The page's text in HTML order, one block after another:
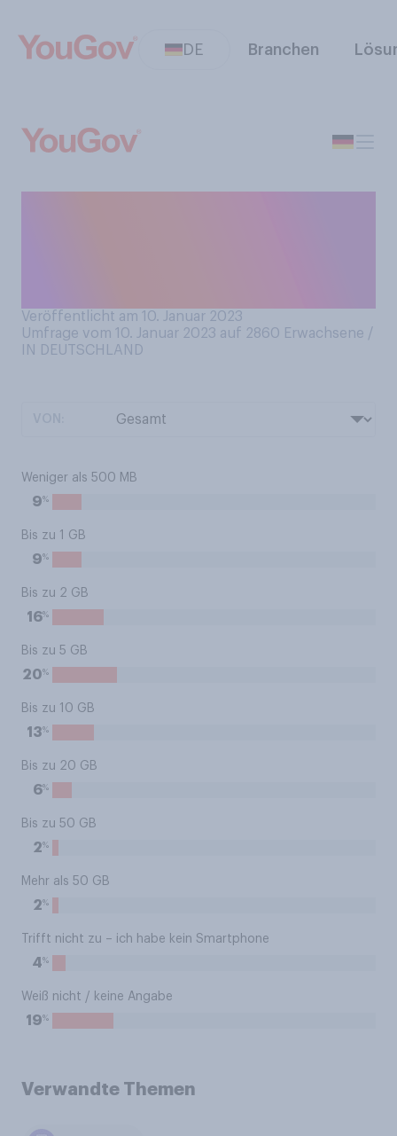
DE Branchen
Veröffentlicht am 10. Januar 2023
Umfrage vom 10. Januar 2023 auf 2860 Erwachsene /
IN DEUTSCHLAND
Weniger als 500 MB
9%
Bis zu 1 GB
9%
Bis zu 2 GB
16%
Bis zu 5 GB
20%
Bis zu 10 GB
13%
Bis zu 20 GB
6%
Bis zu 50 GB
2%
Mehr als 50 GB
2%
Trifft nicht zu – ich habe kein Smartphone
4%
Weiß nicht / keine Angabe
19%
Verwandte Themen